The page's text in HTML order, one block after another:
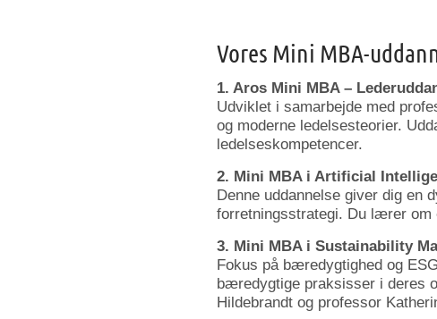
Vores Mini MBA-
1. Aros Mini MBA –
Udviklet i samarbejde med
og moderne ledelsesteorier.
ledelseskompetencer.
2. Mini MBA i Artificial
Denne uddannelse giver dig en
forretningsstrategi. Du lærer om
3. Mini MBA i Sustainability
Fokus på bæredygtighed og
bæredygtige praksisser i deres
Hildebrandt og professor